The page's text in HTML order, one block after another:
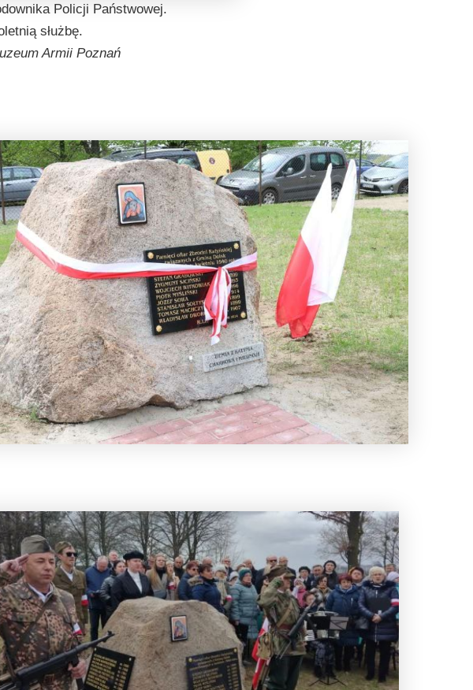
Policji Państwowej.
służbę.
Armii Poznań